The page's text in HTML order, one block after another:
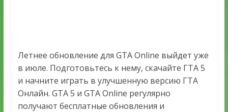
Летнее обновление для GTA Online выйдет уже
в июле. Подготовьтесь к нему, скачайте ГТА 5
и начните играть в улучшенную версию ГТА
Онлайн. GTA 5 и GTA Online регулярно
получают бесплатные обновления и